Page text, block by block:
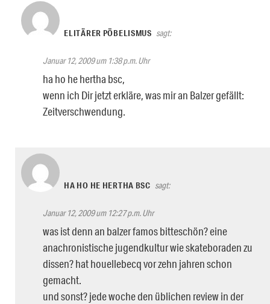
ELITÄRER PÖBELISMUS sagt:
Januar 12, 2009 um 1:38 p.m. Uhr
ha ho he hertha bsc,
wenn ich Dir jetzt erkläre, was mir an Balzer gefällt:
Zeitverschwendung.
HA HO HE HERTHA BSC sagt:
Januar 12, 2009 um 12:27 p.m. Uhr
was ist denn an balzer famos bitteschön? eine
anachronistische jugendkultur wie skateboraden zu
dissen? hat houellebecq vor zehn jahren schon
gemacht.
und sonst? jede woche den üblichen review in der